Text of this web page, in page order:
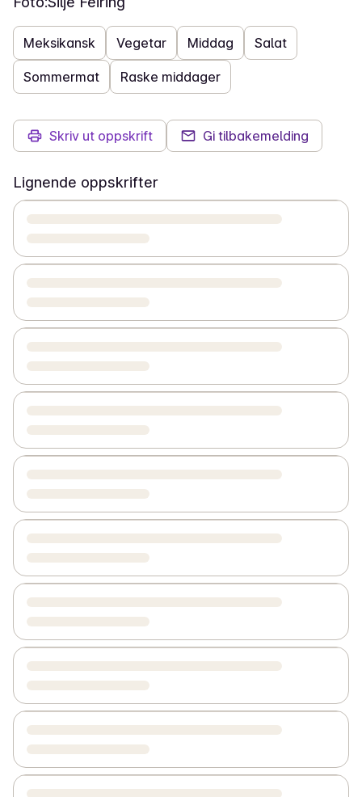
Meksikansk Vegetar Middag Salat
Sommermat Raske middager
Skriv ut oppskrift Gi tilbakemelding
Lignende oppskrifter